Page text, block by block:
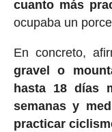
cuanto más
ocupaba un
En concreto,
gravel o
hasta 18 días
semanas y
practicar